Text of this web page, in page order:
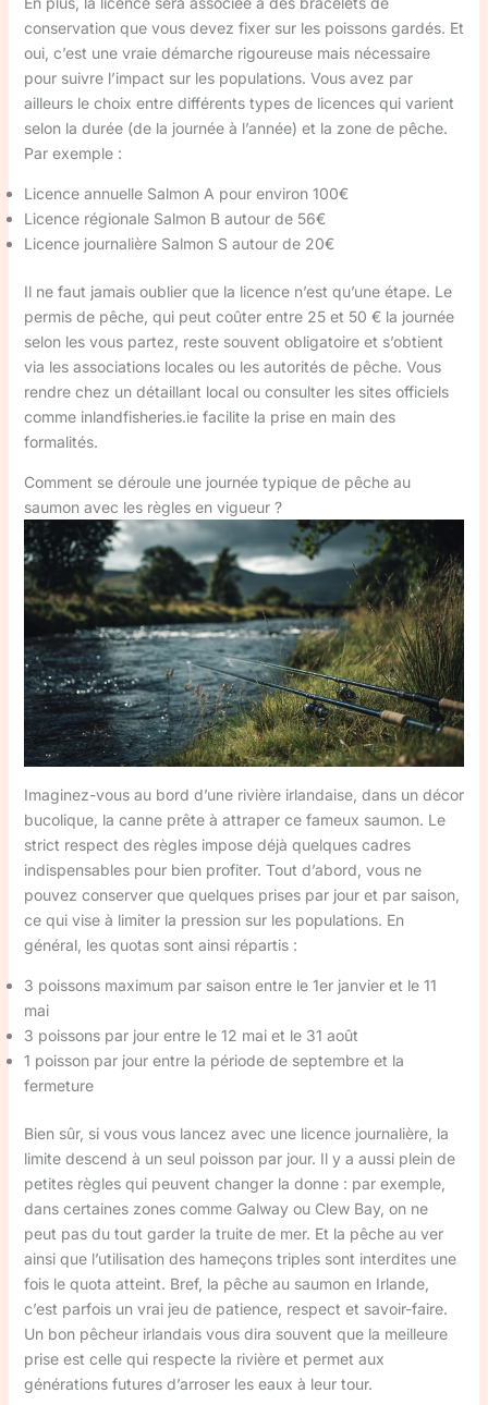
conservation que vous devez fixer sur les poissons gardés. Et
oui, c’est une vraie démarche rigoureuse mais nécessaire
pour suivre l’impact sur les populations. Vous avez par
ailleurs le choix entre différents types de licences qui varient
selon la durée (de la journée à l’année) et la zone de pêche.
Par exemple :
Licence annuelle Salmon A pour environ 100€
Licence régionale Salmon B autour de 56€
Licence journalière Salmon S autour de 20€
Il ne faut jamais oublier que la licence n’est qu’une étape. Le
permis de pêche, qui peut coûter entre 25 et 50 € la journée
selon les vous partez, reste souvent obligatoire et s’obtient
via les associations locales ou les autorités de pêche. Vous
rendre chez un détaillant local ou consulter les sites officiels
comme inlandfisheries.ie facilite la prise en main des
formalités.
Comment se déroule une journée typique de pêche au
saumon avec les règles en vigueur ?
Imaginez-vous au bord d’une rivière irlandaise, dans un décor
bucolique, la canne prête à attraper ce fameux saumon. Le
strict respect des règles impose déjà quelques cadres
indispensables pour bien profiter. Tout d’abord, vous ne
pouvez conserver que quelques prises par jour et par saison,
ce qui vise à limiter la pression sur les populations. En
général, les quotas sont ainsi répartis :
3 poissons maximum par saison entre le 1er janvier et le 11
mai
3 poissons par jour entre le 12 mai et le 31 août
1 poisson par jour entre la période de septembre et la
fermeture
Bien sûr, si vous vous lancez avec une licence journalière, la
limite descend à un seul poisson par jour. Il y a aussi plein de
petites règles qui peuvent changer la donne : par exemple,
dans certaines zones comme Galway ou Clew Bay, on ne
peut pas du tout garder la truite de mer. Et la pêche au ver
ainsi que l’utilisation des hameçons triples sont interdites une
fois le quota atteint. Bref, la pêche au saumon en Irlande,
c’est parfois un vrai jeu de patience, respect et savoir-faire.
Un bon pêcheur irlandais vous dira souvent que la meilleure
prise est celle qui respecte la rivière et permet aux
générations futures d’arroser les eaux à leur tour.